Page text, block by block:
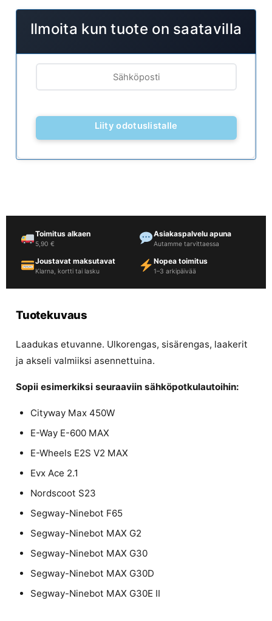
Ilmoita kun tuote on saatavilla
Toimitus alkaen
5,90 €
Asiakaspalvelu apuna
Autamme tarvittaessa
Joustavat maksutavat
Klarna, kortti tai lasku
Nopea toimitus
1–3 arkipäivää
Tuotekuvaus
Laadukas etuvanne. Ulkorengas, sisärengas, laakerit
ja akseli valmiiksi asennettuina.
Sopii esimerkiksi seuraaviin sähköpotkulautoihin:
Cityway Max 450W
E-Way E-600 MAX
E-Wheels E2S V2 MAX
Evx Ace 2.1
Nordscoot S23
Segway-Ninebot F65
Segway-Ninebot MAX G2
Segway-Ninebot MAX G30
Segway-Ninebot MAX G30D
Segway-Ninebot MAX G30E II